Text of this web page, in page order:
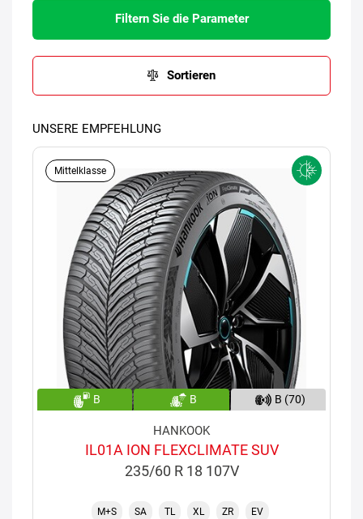
Filtern Sie die Parameter
Sortieren
UNSERE EMPFEHLUNG
Mittelklasse
B B B (70)
HANKOOK
IL01A ION FLEXCLIMATE SUV
235/60 R 18 107V
M+S SA TL XL ZR EV